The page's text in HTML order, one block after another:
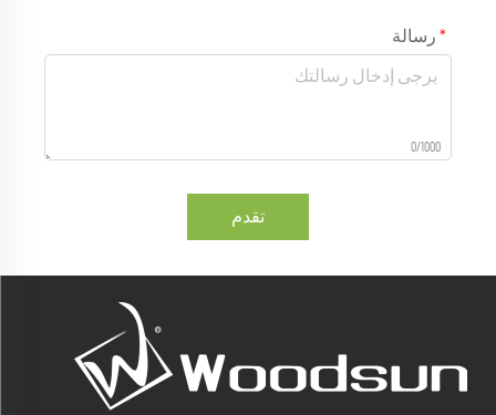
رسالة
0/1000
تقدم